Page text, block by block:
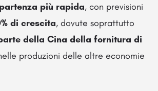
più rapida, con previsioni
di crescita, dovute soprattutto
della Cina della fornitura di
produzioni delle altre economie